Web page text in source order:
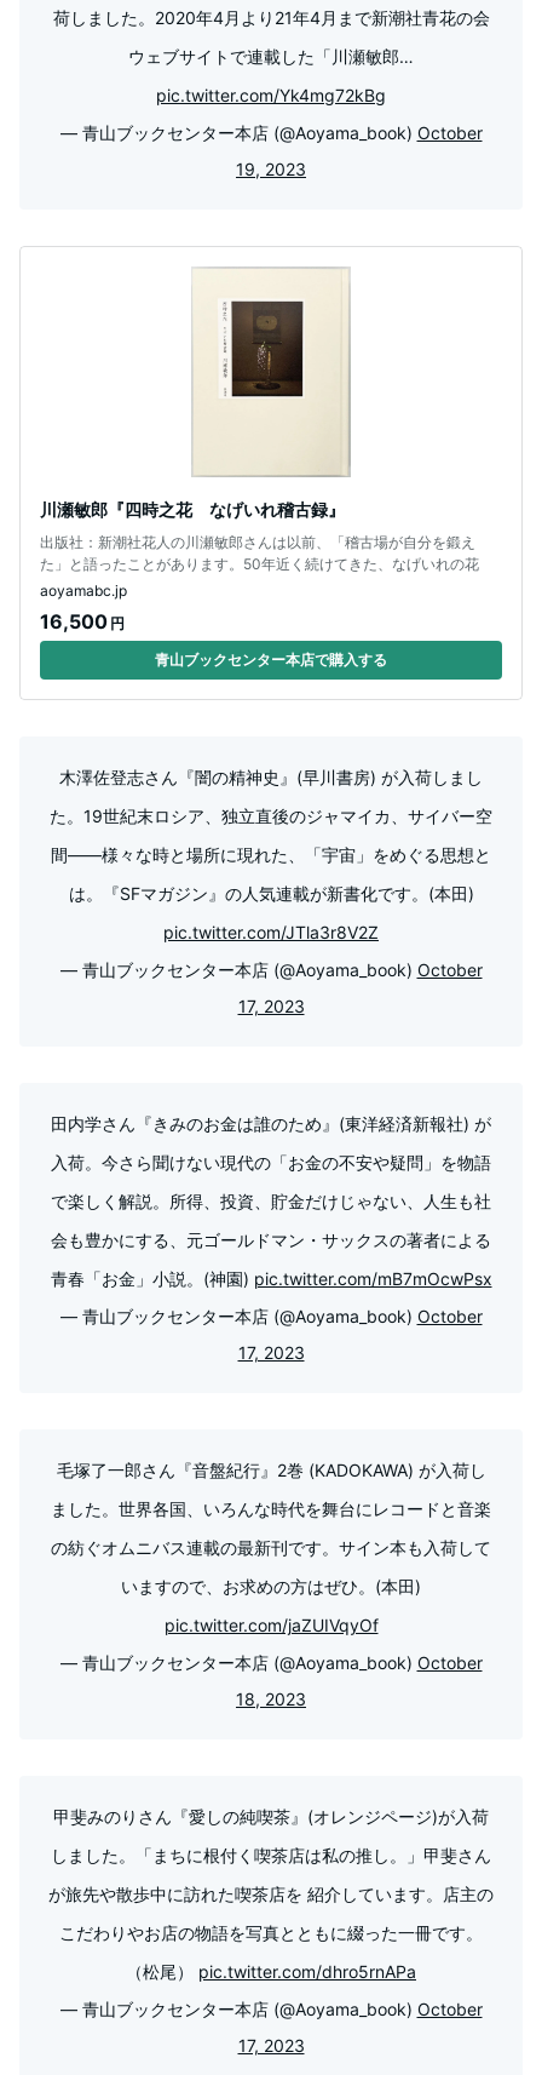
荷しました。2020年4月より21年4月まで新潮社青花の会
ウェブサイトで連載した「川瀬敏郎…
pic.twitter.com/Yk4mg72kBg
— 青山ブックセンター本店 (@Aoyama_book) October
19, 2023
川瀬敏郎『四時之花 なげいれ稽古録』
出版社：新潮社花人の川瀬敏郎さんは以前、「稽古場が自分を鍛え
た」と語ったことがあります。50年近く続けてきた、なげいれの花
aoyamabc.jp
16,500 円
青山ブックセンター本店で購入する
木澤佐登志さん『闇の精神史』(早川書房) が入荷しまし
た。19世紀末ロシア、独立直後のジャマイカ、サイバー空
間――様々な時と場所に現れた、「宇宙」をめぐる思想と
は。『SFマガジン』の人気連載が新書化です。(本田)
pic.twitter.com/JTla3r8V2Z
— 青山ブックセンター本店 (@Aoyama_book) October
17, 2023
田内学さん『きみのお金は誰のため』(東洋経済新報社) が
入荷。今さら聞けない現代の「お金の不安や疑問」を物語
で楽しく解説。所得、投資、貯金だけじゃない、人生も社
会も豊かにする、元ゴールドマン・サックスの著者による
青春「お金」小説。(神園) pic.twitter.com/mB7mOcwPsx
— 青山ブックセンター本店 (@Aoyama_book) October
17, 2023
毛塚了一郎さん『音盤紀行』2巻 (KADOKAWA) が入荷し
ました。世界各国、いろんな時代を舞台にレコードと音楽
の紡ぐオムニバス連載の最新刊です。サイン本も入荷して
いますので、お求めの方はぜひ。(本田)
pic.twitter.com/jaZUIVqyOf
— 青山ブックセンター本店 (@Aoyama_book) October
18, 2023
甲斐みのりさん『愛しの純喫茶』(オレンジページ)が入荷
しました。「まちに根付く喫茶店は私の推し。」甲斐さん
が旅先や散歩中に訪れた喫茶店を 紹介しています。店主の
こだわりやお店の物語を写真とともに綴った一冊です。
（松尾） pic.twitter.com/dhro5rnAPa
— 青山ブックセンター本店 (@Aoyama_book) October
17, 2023